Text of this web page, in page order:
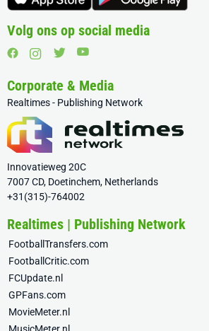
Volg ons op social media
Corporate & Media
Realtimes - Publishing Network
Innovatieweg 20C
7007 CD, Doetinchem, Netherlands
+31(315)-764002
Realtimes | Publishing Network
FootballTransfers.com
FootballCritic.com
FCUpdate.nl
GPFans.com
MovieMeter.nl